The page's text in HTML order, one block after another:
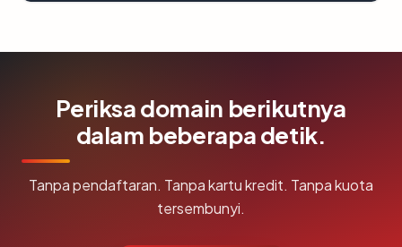
Periksa domain berikutnya
dalam beberapa detik.
Tanpa pendaftaran. Tanpa kartu kredit. Tanpa kuota
tersembunyi.